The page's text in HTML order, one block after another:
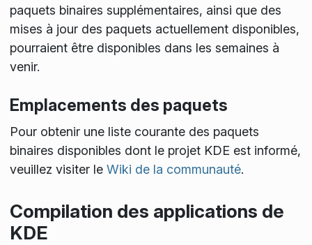
paquets binaires supplémentaires, ainsi que des
mises à jour des paquets actuellement disponibles,
pourraient être disponibles dans les semaines à
venir.
Emplacements des paquets
Pour obtenir une liste courante des paquets
binaires disponibles dont le projet KDE est informé,
veuillez visiter le Wiki de la communauté.
Compilation des applications de
KDE